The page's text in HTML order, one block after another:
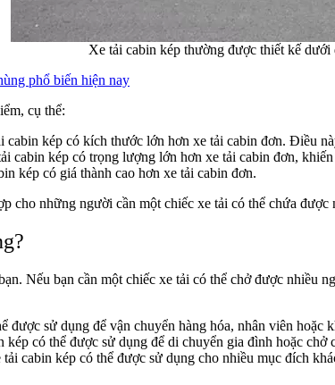
Xe tải cabin kép thường được thiết kế
phổ biến hiện nay
cụ thể:
kép có kích thước lớn hơn xe tải cabin đơn. Điều
cabin kép có trọng lượng lớn hơn xe tải cabin đơn,
kép có giá thành cao hơn xe tải cabin đơn.
cho những người cần một chiếc xe tải có thể chứa
Nếu bạn cần một chiếc xe tải có thể chở được
được sử dụng để vận chuyển hàng hóa, nhân viên hoặc
có thể được sử dụng để di chuyển gia đình hoặc chở
cabin kép có thể được sử dụng cho nhiều mục đích